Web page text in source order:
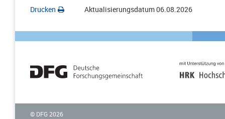
Drucken Aktualisierungsdatum06.08.2026
© DFG 2026